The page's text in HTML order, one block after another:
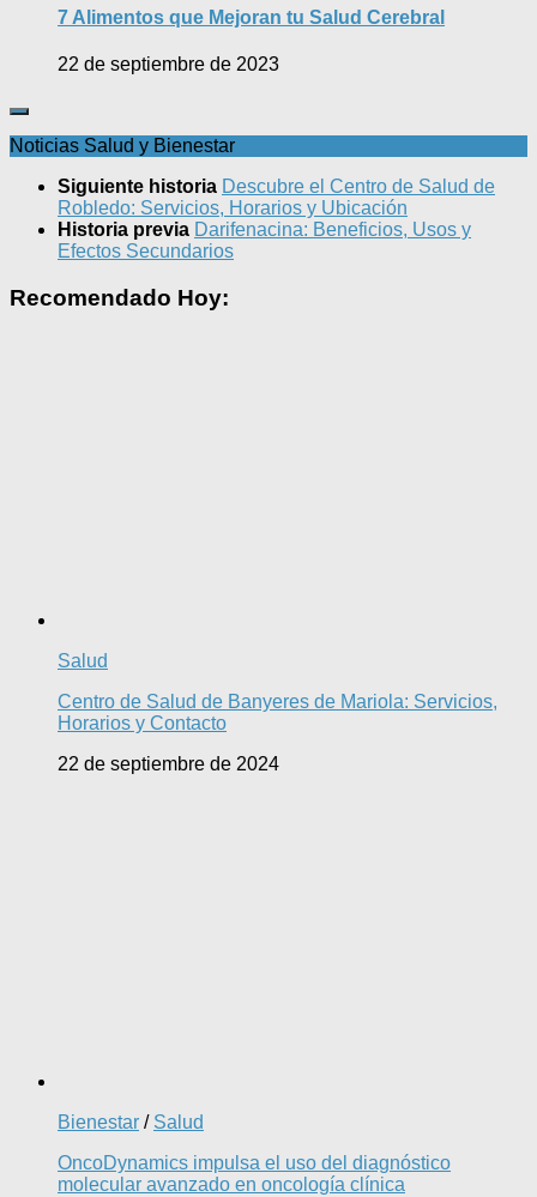
7 Alimentos que Mejoran tu Salud Cerebral
22 de septiembre de 2023
Noticias Salud y Bienestar
Siguiente historia Descubre el Centro de Salud de
Robledo: Servicios, Horarios y Ubicación
Historia previa Darifenacina: Beneficios, Usos y
Efectos Secundarios
Recomendado Hoy:
Salud
Centro de Salud de Banyeres de Mariola: Servicios,
Horarios y Contacto
22 de septiembre de 2024
Bienestar / Salud
OncoDynamics impulsa el uso del diagnóstico
molecular avanzado en oncología clínica